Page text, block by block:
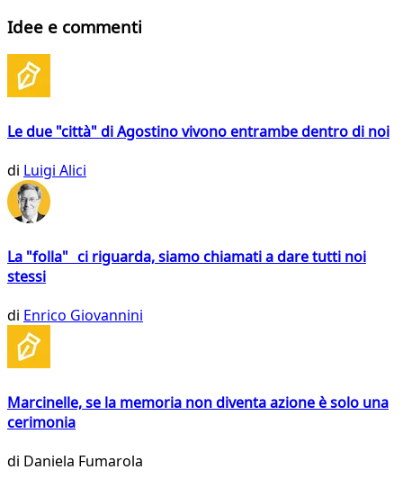
Idee e commenti
Le due "città" di Agostino vivono entrambe dentro di noi
di Luigi Alici
La "folla" ci riguarda, siamo chiamati a dare tutti noi
stessi
di Enrico Giovannini
Marcinelle, se la memoria non diventa azione è solo una
cerimonia
di Daniela Fumarola